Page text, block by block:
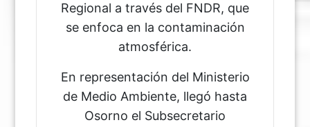
Regional a través del FNDR, que
se enfoca en la contaminación
atmosférica.
En representación del Ministerio
de Medio Ambiente, llegó hasta
Osorno el Subsecretario